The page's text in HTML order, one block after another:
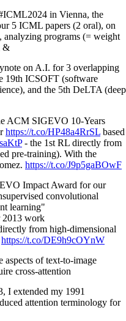
in Vienna, the
5 ICML papers (2 oral), on
analyzing programs (= weight
&
on A.I. for 3 overlapping
19th ICSOFT (software
and the 5th DeLTA (deep
ACM SIGEVO 10-Years
https://t.co/HP48a4RrSL based
- the 1st RL directly from
pre-training). With the
https://t.co/J9p5gaBOwF
Impact Award for our
convolutional
learning"
2013 work
from high-dimensional
https://t.co/DE9h9cOYnW
aspects of text-to-image
cross-attention
I extended my 1991
attention terminology for